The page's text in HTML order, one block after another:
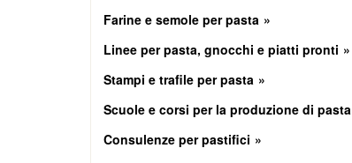
Farine e semole per pasta
Linee per pasta, gnocchi e piatti pronti
Stampi e trafile per pasta
Scuole e corsi per la produzione di pasta
Consulenze per pastifici